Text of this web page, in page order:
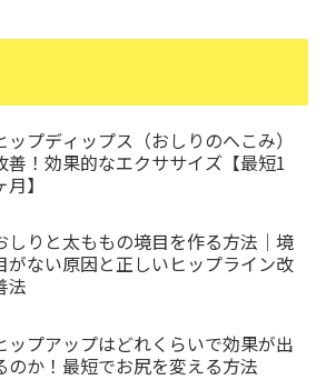
ップディップス（おしりのへこみ）
善！効果的なエクササイズ【最短1
月】
しりと太ももの境目を作る方法｜境
がない原因と正しいヒップライン改
法
ップアップはどれくらいで効果が出
のか！最短でお尻を変える方法